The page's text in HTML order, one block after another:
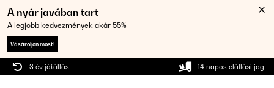
A nyár javában tart
A legjobb kedvezmények akár 55%
Vásároljon most!
3 év jótállás 14 napos elállási jog